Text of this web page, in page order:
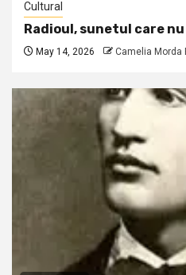
Cultural
Radioul, sunetul care
May 14, 2026 Camelia Morda